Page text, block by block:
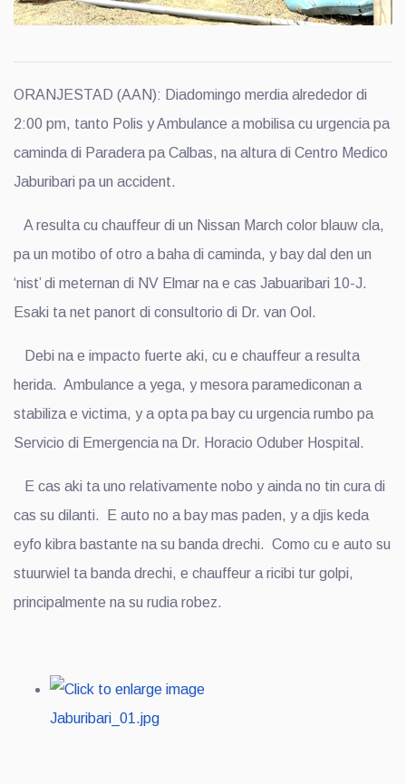
ORANJESTAD (AAN): Diadomingo merdia alrededor di
2:00 pm, tanto Polis y Ambulance a mobilisa cu urgencia pa
caminda di Paradera pa Calbas, na altura di Centro Medico
Jaburibari pa un accident.
A resulta cu chauffeur di un Nissan March color blauw cla,
pa un motibo of otro a baha di caminda, y bay dal den un
‘nist’ di meternan di NV Elmar na e cas Jabuaribari 10-J.
Esaki ta net panort di consultorio di Dr. van Ool.
Debi na e impacto fuerte aki, cu e chauffeur a resulta
herida. Ambulance a yega, y mesora paramediconan a
stabiliza e victima, y a opta pa bay cu urgencia rumbo pa
Servicio di Emergencia na Dr. Horacio Oduber Hospital.
E cas aki ta uno relativamente nobo y ainda no tin cura di
cas su dilanti. E auto no a bay mas paden, y a djis keda
eyfo kibra bastante na su banda drechi. Como cu e auto su
stuurwiel ta banda drechi, e chauffeur a ricibi tur golpi,
principalmente na su rudia robez.